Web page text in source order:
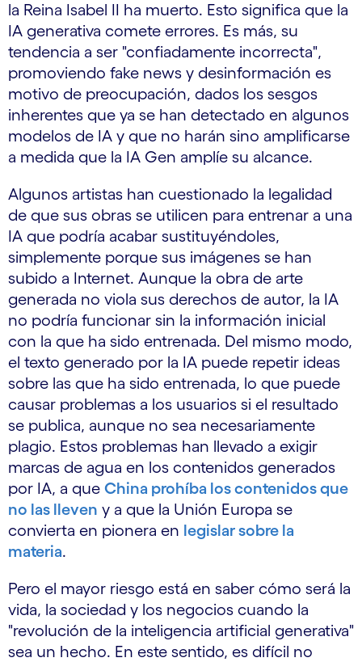
la Reina Isabel II ha muerto. Esto significa que la
IA generativa comete errores. Es más, su
tendencia a ser "confiadamente incorrecta",
promoviendo fake news y desinformación es
motivo de preocupación, dados los sesgos
inherentes que ya se han detectado en algunos
modelos de IA y que no harán sino amplificarse
a medida que la IA Gen amplíe su alcance.
Algunos artistas han cuestionado la legalidad
de que sus obras se utilicen para entrenar a una
IA que podría acabar sustituyéndoles,
simplemente porque sus imágenes se han
subido a Internet. Aunque la obra de arte
generada no viola sus derechos de autor, la IA
no podría funcionar sin la información inicial
con la que ha sido entrenada. Del mismo modo,
el texto generado por la IA puede repetir ideas
sobre las que ha sido entrenada, lo que puede
causar problemas a los usuarios si el resultado
se publica, aunque no sea necesariamente
plagio. Estos problemas han llevado a exigir
marcas de agua en los contenidos generados
por IA, a que China prohíba los contenidos que
no las lleven y a que la Unión Europa se
convierta en pionera en legislar sobre la
materia.
Pero el mayor riesgo está en saber cómo será la
vida, la sociedad y los negocios cuando la
"revolución de la inteligencia artificial generativa"
sea un hecho. En este sentido, es difícil no